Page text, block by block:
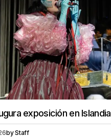
exposición en Islandia
byStaff